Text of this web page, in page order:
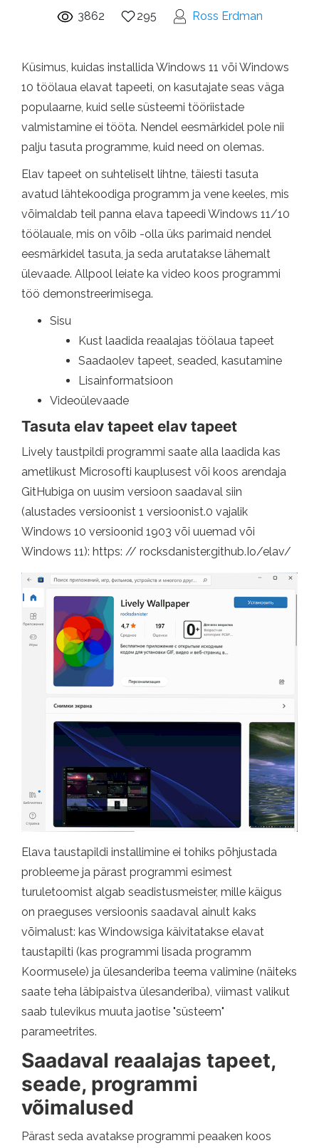
3862 295 Ross Erdman
Küsimus, kuidas installida Windows 11 või Windows
10 töölaua elavat tapeeti, on kasutajate seas väga
populaarne, kuid selle süsteemi tööriistade
valmistamine ei tööta. Nendel eesmärkidel pole nii
palju tasuta programme, kuid need on olemas.
Elav tapeet on suhteliselt lihtne, täiesti tasuta
avatud lähtekoodiga programm ja vene keeles, mis
võimaldab teil panna elava tapeedi Windows 11/10
töölauale, mis on võib -olla üks parimaid nendel
eesmärkidel tasuta, ja seda arutatakse lähemalt
ülevaade. Allpool leiate ka video koos programmi
töö demonstreerimisega.
Sisu
Kust laadida reaalajas töölaua tapeet
Saadaolev tapeet, seaded, kasutamine
Lisainformatsioon
Videoülevaade
Tasuta elav tapeet elav tapeet
Lively taustpildi programmi saate alla laadida kas
ametlikust Microsofti kauplusest või koos arendaja
GitHubiga on uusim versioon saadaval siin
(alustades versioonist 1 versioonist.0 vajalik
Windows 10 versioonid 1903 või uuemad või
Windows 11): https: // rocksdanister.github.Io/elav/
Elava taustapildi installimine ei tohiks põhjustada
probleeme ja pärast programmi esimest
turuletoomist algab seadistusmeister, mille käigus
on praeguses versioonis saadaval ainult kaks
võimalust: kas Windowsiga käivitatakse elavat
taustapilti (kas programmi lisada programm
Koormusele) ja ülesanderiba teema valimine (näiteks
saate teha läbipaistva ülesanderiba), viimast valikut
saab tulevikus muuta jaotise "süsteem"
parameetrites.
Saadaval reaalajas tapeet,
seade, programmi
võimalused
Pärast seda avatakse programmi peaaken koos